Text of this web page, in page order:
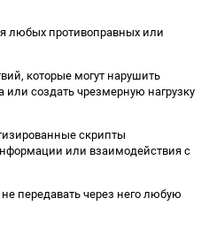
любых противоправных или
которые могут нарушить
или создать чрезмерную нагрузку
скрипты
или взаимодействия с
передавать через него любую